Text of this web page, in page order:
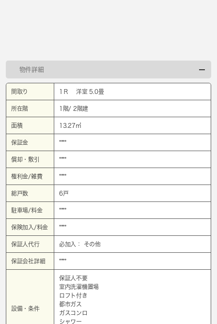
物件詳細
間取り 1Ｒ 洋室 5.0畳
所在階 1階/ 2階建
面積 13.27㎡
保証金 ****
償却・敷引 ****
権利金/雑費 ****
総戸数 6戸
駐車場/料金 ****
保険加入/料金 ****
保証人代行 必加入： その他
保証会社詳細 ****
設備・条件
保証人不要
室内洗濯機置場
ロフト付き
都市ガス
ガスコンロ
シャワー